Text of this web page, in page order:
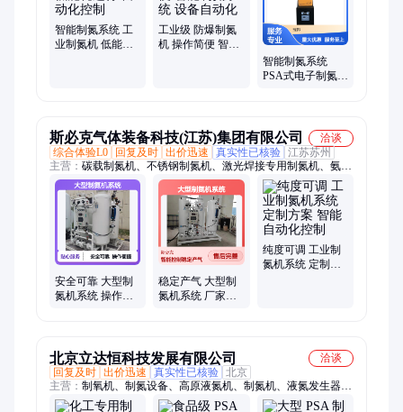
智能制氮系统 工
业制氮机 低能耗
工业级 防爆制氮
机 操作简便 智能
智能制氮系统
PSA式电子制氮机
斯必克气体装备科技(江苏)集团有限公司
洽谈
综合体验L0
回复及时 出价迅速 真实性已核验 江苏苏州
主营： 碳载制氮机、不锈钢制氮机、激光焊接专用制氮机、氨分
解炉、氮气制造机器、氮气纯化装置
安全可靠 大型制
氮机系统 操作便
稳定产气 大型制
氮机系统 厂家直
纯度可调 工业制
氮机系统 定制方
北京立达恒科技发展有限公司
洽谈
回复及时 出价迅速 真实性已核验 北京
主营： 制氧机、制氮设备、高原液氮机、制氮机、液氮发生器、
氮气发生器、液氮机